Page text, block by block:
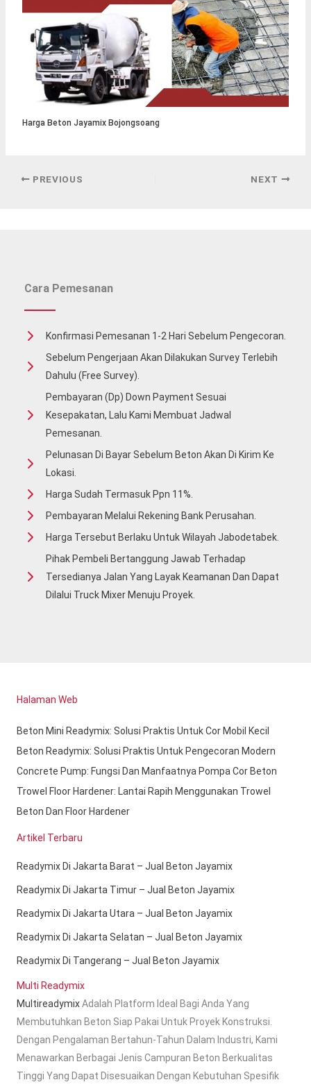
Harga Beton Jayamix Bojongsoang
PREVIOUS NEXT
Cara Pemesanan
Konfirmasi Pemesanan 1-2 Hari Sebelum Pengecoran.
Sebelum Pengerjaan Akan Dilakukan Survey Terlebih
Dahulu (free Survey).
Pembayaran (Dp) Down Payment Sesuai
Kesepakatan, Lalu Kami Membuat Jadwal
Pemesanan.
Pelunasan Di Bayar Sebelum Beton Akan Di Kirim Ke
Lokasi.
Harga Sudah Termasuk Ppn 11%.
Pembayaran Melalui Rekening Bank Perusahan.
Harga Tersebut Berlaku Untuk Wilayah Jabodetabek.
Pihak Pembeli Bertanggung Jawab Terhadap
Tersedianya Jalan Yang Layak Keamanan Dan Dapat
Dilalui Truck Mixer Menuju Proyek.
Halaman Web
Beton Mini Readymix: Solusi Praktis Untuk Cor Mobil Kecil
Beton Readymix: Solusi Praktis Untuk Pengecoran Modern
Concrete Pump: Fungsi Dan Manfaatnya Pompa Cor Beton
Trowel Floor Hardener: Lantai Rapih Menggunakan Trowel
Beton Dan Floor Hardener
Artikel Terbaru
Readymix Di Jakarta Barat – Jual Beton Jayamix
Readymix Di Jakarta Timur – Jual Beton Jayamix
Readymix Di Jakarta Utara – Jual Beton Jayamix
Readymix Di Jakarta Selatan – Jual Beton Jayamix
Readymix Di Tangerang – Jual Beton Jayamix
Multi Readymix
MultireadymixAdalah Platform Ideal Bagi Anda Yang
Membutuhkan Beton Siap Pakai Untuk Proyek Konstruksi.
Dengan Pengalaman Bertahun-Tahun Dalam Industri, Kami
Menawarkan Berbagai Jenis Campuran Beton Berkualitas
Tinggi Yang Dapat Disesuaikan Dengan Kebutuhan Spesifik